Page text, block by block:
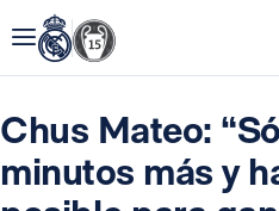
Chus Mateo:
minutos más y